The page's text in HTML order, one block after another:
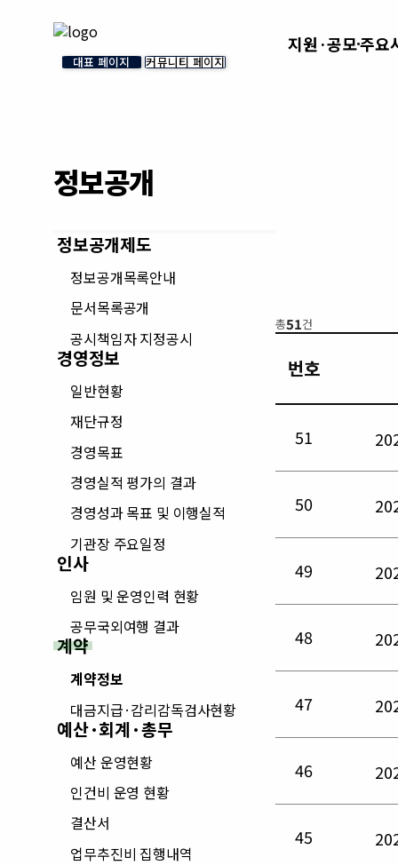
대표 페이지 커뮤니티 페이지
지원·공모주요
정보공개
정보공개제도
정보공개목록안내
문서목록공개
공시책임자 지정공시
경영정보
일반현황
재단규정
경영목표
경영실적 평가의 결과
경영성과 목표 및 이행실적
기관장 주요일정
인사
임원 및 운영인력 현황
공무국외여행 결과
계약
계약정보
대금지급·감리감독검사현황
예산·회계·총무
예산 운영현황
인건비 운영 현황
결산서
업무추진비 집행내역
총51건
번호
51
50
49
48
47
46
45